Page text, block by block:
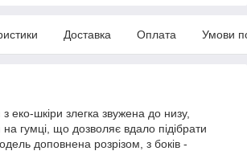
Доставка Оплата Умови
еко-шкіри злегка звужена до низу,
гумці, що дозволяє вдало підібрати
доповнена розрізом, з боків -